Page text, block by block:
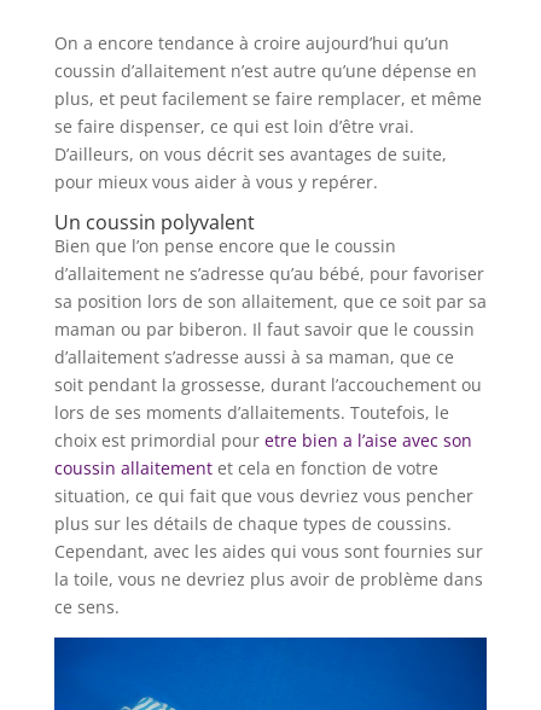
On a encore tendance à croire aujourd’hui qu’un
coussin d’allaitement n’est autre qu’une dépense en
plus, et peut facilement se faire remplacer, et même
se faire dispenser, ce qui est loin d’être vrai.
D’ailleurs, on vous décrit ses avantages de suite,
pour mieux vous aider à vous y repérer.
Un coussin polyvalent
Bien que l’on pense encore que le coussin
d’allaitement ne s’adresse qu’au bébé, pour favoriser
sa position lors de son allaitement, que ce soit par sa
maman ou par biberon. Il faut savoir que le coussin
d’allaitement s’adresse aussi à sa maman, que ce
soit pendant la grossesse, durant l’accouchement ou
lors de ses moments d’allaitements. Toutefois, le
choix est primordial pour etre bien a l’aise avec son
coussin allaitementet cela en fonction de votre
situation, ce qui fait que vous devriez vous pencher
plus sur les détails de chaque types de coussins.
Cependant, avec les aides qui vous sont fournies sur
la toile, vous ne devriez plus avoir de problème dans
ce sens.